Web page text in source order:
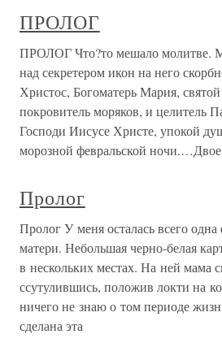
ПРОЛОГ
ПРОЛОГ Что?то мешало молитве.
над секретером икон на него
Христос, Богоматерь Мария,
покровитель моряков, и целитель
Господи Иисусе Христе, упокой
морозной февральской ночи.…Двое
Пролог
Пролог У меня осталась всего
матери. Небольшая черно-белая
в нескольких местах. На ней мама
ссутулившись, положив локти на
ничего не знаю о том периоде
сделана эта